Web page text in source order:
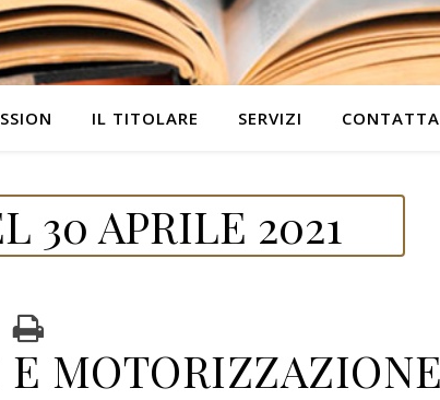
IL TITOLARE SERVIZI
30 APRILE 2021